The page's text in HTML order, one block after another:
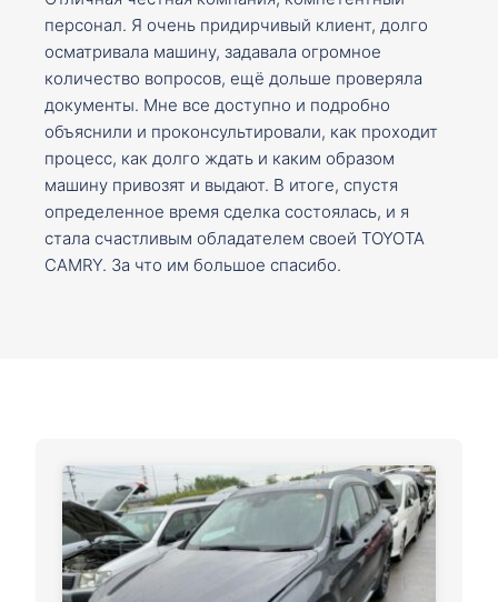
персонал. Я очень придирчивый клиент, долго
осматривала машину, задавала огромное
количество вопросов, ещё дольше проверяла
документы. Мне все доступно и подробно
объяснили и проконсультировали, как проходит
процесс, как долго ждать и каким образом
машину привозят и выдают. В итоге, спустя
определенное время сделка состоялась, и я
стала счастливым обладателем своей TOYOTA
CAMRY. За что им большое спасибо.